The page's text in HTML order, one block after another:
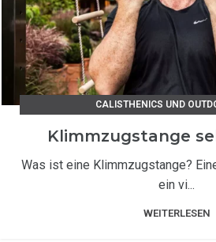
CALISTHENICS UND
Klimmzugstange
Was ist eine Klimmzugstange?
ein vi...
WEITERLESEN